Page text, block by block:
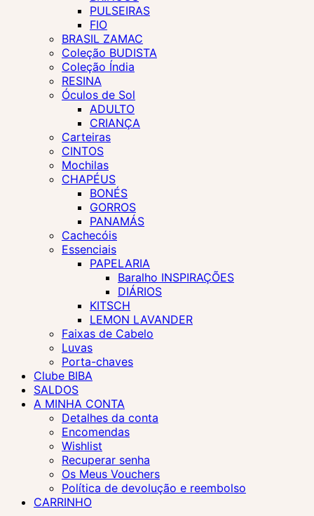
PULSEIRAS
FIO
BRASIL ZAMAC
Coleção BUDISTA
Coleção Índia
RESINA
Óculos de Sol
ADULTO
CRIANÇA
Carteiras
CINTOS
Mochilas
CHAPÉUS
BONÉS
GORROS
PANAMÁS
Cachecóis
Essenciais
PAPELARIA
Baralho INSPIRAÇÕES
DIÁRIOS
KITSCH
LEMON LAVANDER
Faixas de Cabelo
Luvas
Porta-chaves
Clube BIBA
SALDOS
A MINHA CONTA
Detalhes da conta
Encomendas
Wishlist
Recuperar senha
Os Meus Vouchers
Política de devolução e reembolso
CARRINHO